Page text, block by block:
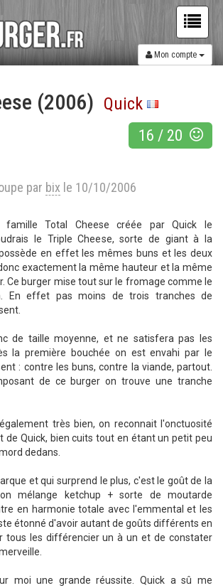
Mon compte
(2006) Quick
16 / 20
par bix le 10/10/2006
famille Total Cheese créée par Quick le
le Triple Cheese, sorte de giant à la
en effet les mêmes buns et les deux
exactement la même hauteur et la même
Ce burger mise tout sur le fromage comme le
En effet pas moins de trois tranches de
de taille moyenne, et ne satisfera pas les
la première bouchée on est envahi par le
: contre les buns, contre la viande, partout.
de ce burger on trouve une tranche
très bien, on reconnait l'onctuosité
de Quick, bien cuits tout en étant un petit peu
dedans.
et qui surprend le plus, c'est le goût de la
mélange ketchup + sorte de moutarde
en harmonie totale avec l'emmental et les
étonné d'avoir autant de goûts différents en
tous les différencier un à un et de constater
moi une grande réussite. Quick a sû me